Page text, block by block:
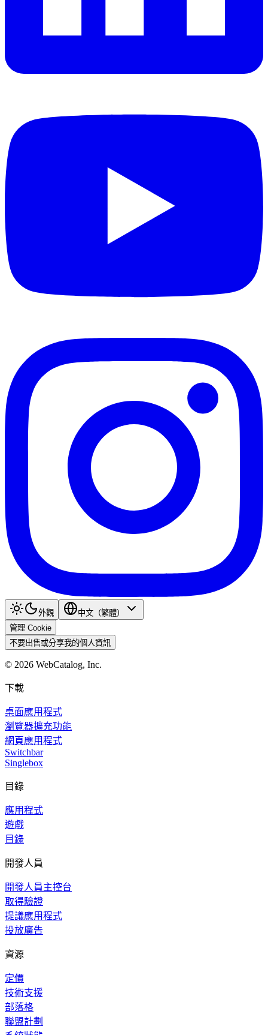
外觀
中文（繁體）
管理 Cookie
不要出售或分享我的個人資訊
© 2026 WebCatalog, Inc.
下載
桌面應用程式
瀏覽器擴充功能
網頁應用程式
Switchbar
Singlebox
目錄
應用程式
遊戲
目錄
開發人員
開發人員主控台
取得驗證
提議應用程式
投放廣告
資源
定價
技術支援
部落格
聯盟計劃